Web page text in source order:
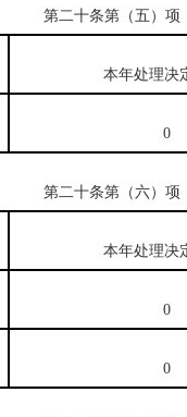
第二十条第（五）项
本年处理决
0
第二十条第（六）项
本年处理决
0
0